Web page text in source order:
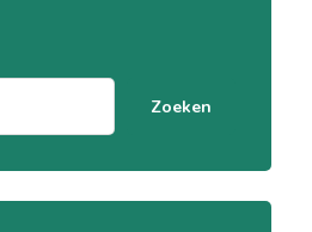
Zoeken